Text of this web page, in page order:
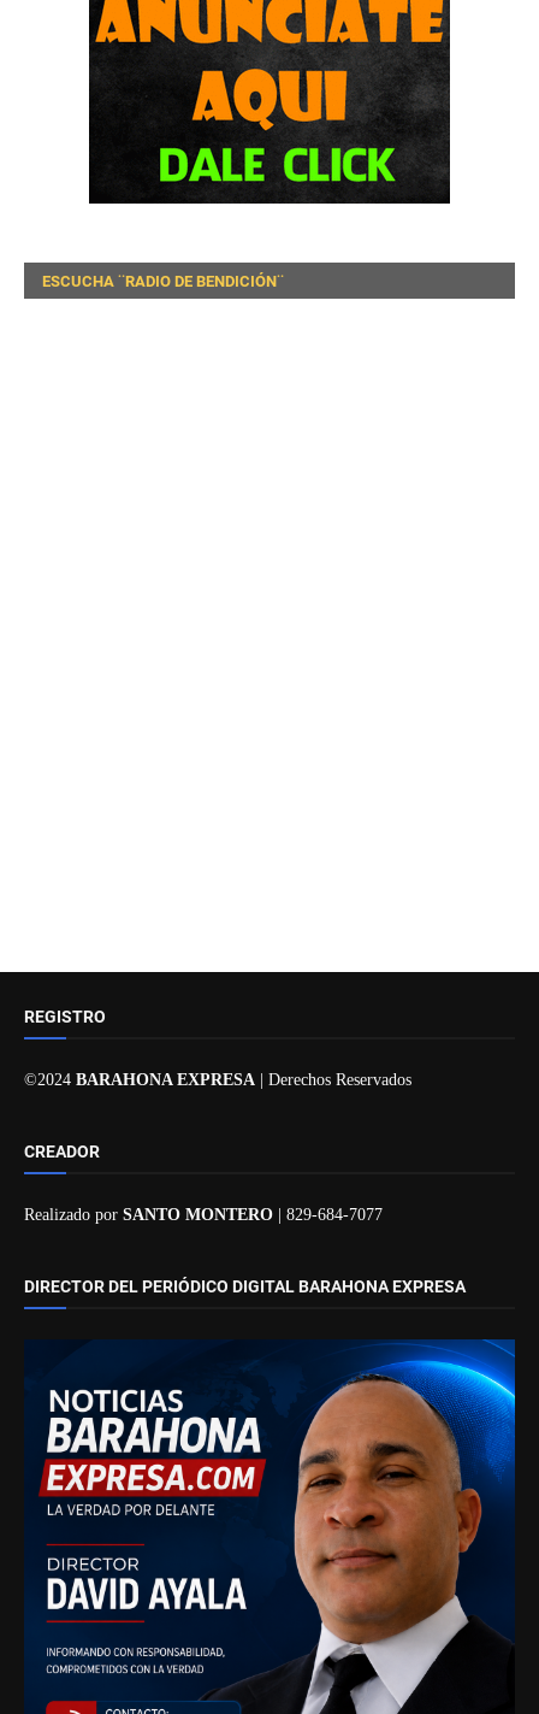
ESCUCHA ¨RADIO DE BENDICIÓN¨
REGISTRO
©2024 BARAHONA EXPRESA | Derechos Reservados
CREADOR
Realizado por SANTO MONTERO | 829-684-7077
DIRECTOR DEL PERIÓDICO DIGITAL BARAHONA EXPRESA